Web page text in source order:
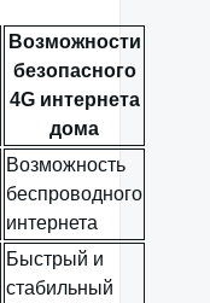
Возможности
безопасного
4G интернета
дома
Возможность
беспроводного
интернета
Быстрый и
стабильный